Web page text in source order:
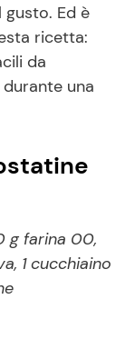
Ed è
ricetta:
da
una
g farina 00,
1 cucchiaino